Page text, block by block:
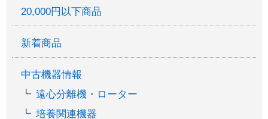
20,000円以下商品
新着商品
中古機器情報
遠心分離機・ローター
培養関連機器